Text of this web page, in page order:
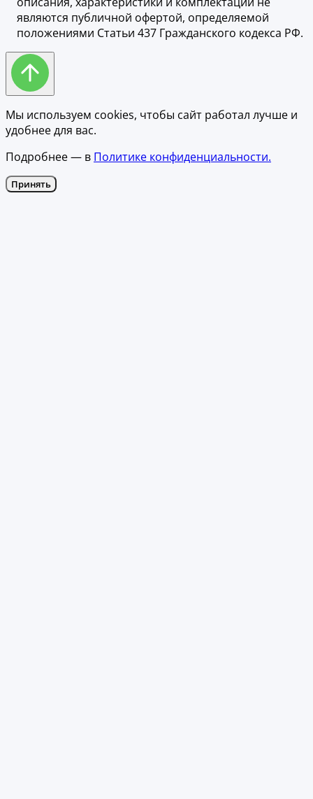
являются публичной офертой, определяемой
положениями Статьи 437 Гражданского кодекса РФ.
Мы используем cookies, чтобы сайт работал лучше и
удобнее для вас.
Подробнее — в Политике конфиденциальности.
Принять